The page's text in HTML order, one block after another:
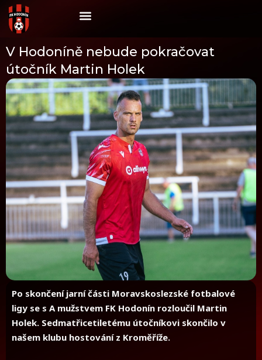
Skip
to
content
V Hodoníně nebude pokračovat
útočník Martin Holek
Po skončení jarní části Moravskoslezské fotbalové
ligy se s A mužstvem FK Hodonín rozloučil Martin
Holek. Sedmatřicetiletému útočníkovi skončilo v
našem klubu hostování z Kroměříže.